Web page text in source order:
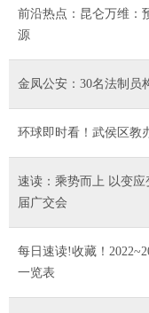
前沿热点：昆仑万维：
源
金凤公安：30名法制员
环球即时看！武侯区教
速读：乘势而上 以变
届广交会
每日速读!收藏！
一览表